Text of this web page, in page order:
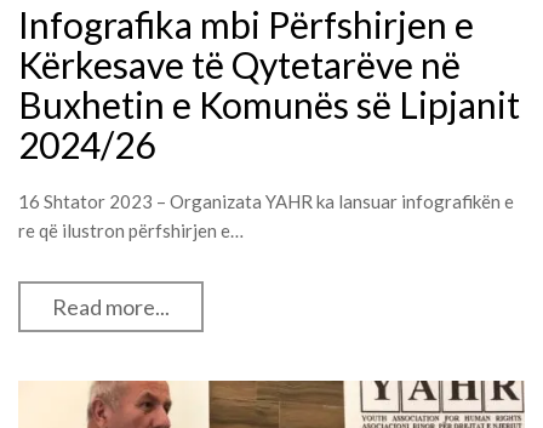
Infografika mbi Përfshirjen e
Kërkesave të Qytetarëve në
Buxhetin e Komunës së Lipjanit
2024/26
16 Shtator 2023 – Organizata YAHR ka lansuar infografikën e
re që ilustron përfshirjen e…
Read more...